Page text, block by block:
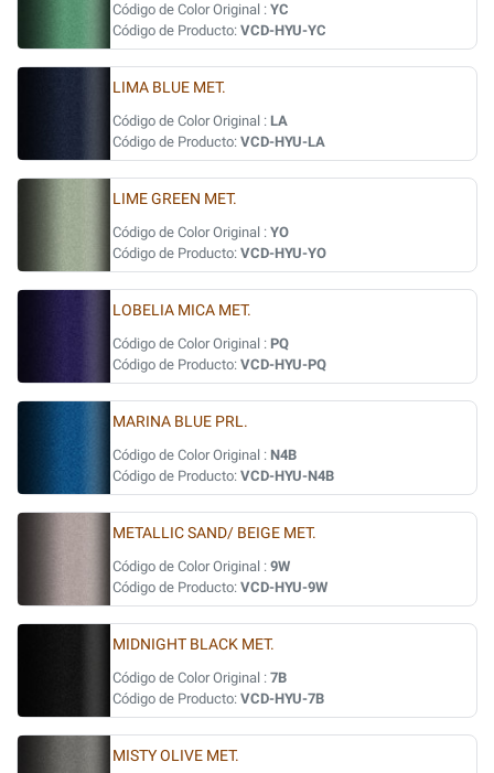
Código de Color Original : YC
Código de Producto: VCD-HYU-YC
LIMA BLUE MET.
Código de Color Original : LA
Código de Producto: VCD-HYU-LA
LIME GREEN MET.
Código de Color Original : YO
Código de Producto: VCD-HYU-YO
LOBELIA MICA MET.
Código de Color Original : PQ
Código de Producto: VCD-HYU-PQ
MARINA BLUE PRL.
Código de Color Original : N4B
Código de Producto: VCD-HYU-N4B
METALLIC SAND/ BEIGE MET.
Código de Color Original : 9W
Código de Producto: VCD-HYU-9W
MIDNIGHT BLACK MET.
Código de Color Original : 7B
Código de Producto: VCD-HYU-7B
MISTY OLIVE MET.